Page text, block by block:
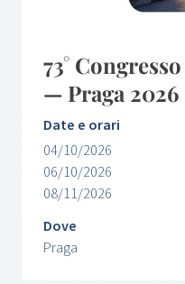
73°
— Praga 2026
Date e orari
04/10/2026
06/10/2026
08/11/2026
Dove
Praga